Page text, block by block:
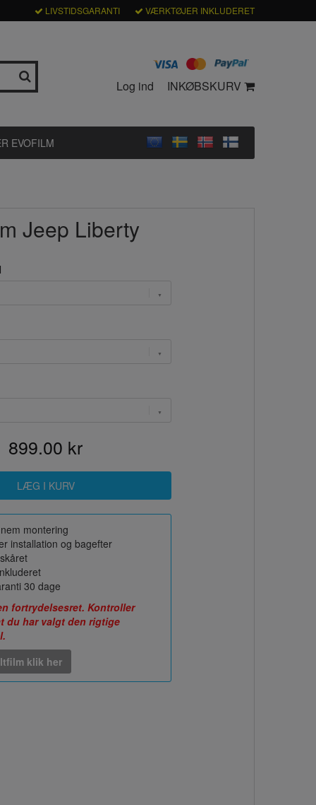
LIVSTIDSGARANTI VÆRKTØJER INKLUDERET
Log ind INKØBSKURV
EVOFILM
Jeep Liberty
899.00 kr
montering
installation og bagefter
30 dage
fortrydelsesret. Kontroller
du har valgt den rigtige
klik her